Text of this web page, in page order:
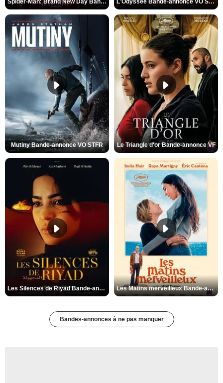
Spider-Man: Brand New Day Bande-annonce VO STFR L'Odyssée Bande-annonce VO STFR
Mutiny Bande-annonce VO STFR Le Triangle d'or Bande-annonce VF
Les Silences de Riyad Bande-annonce VO STFR Les Matins merveilleux Bande-annonce VF
Bandes-annonces à ne pas manquer